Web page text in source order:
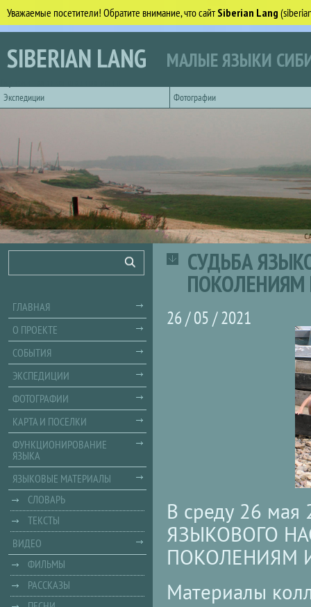
Уважаемые посетители! Обратите внимание, что сайтSiberian Lang
Перейти к основному содержанию
SIBERIAN LANG МАЛЫЕ ЯЗЫКИ
Экспедиции
Фотографии
СУДЬБА
ПОКОЛЕНИЯМ
26 / 05 / 2021
В среду 26 мая
ЯЗЫКОВОГО
ПОКОЛЕНИЯМ
Материалы
Поиск
ГЛАВНАЯ
О ПРОЕКТЕ
СОБЫТИЯ
ЭКСПЕДИЦИИ
ФОТОГРАФИИ
КАРТА И ПОСЕЛКИ
ФУНКЦИОНИРОВАНИЕ
ЯЗЫКА
ЯЗЫКОВЫЕ МАТЕРИАЛЫ
СЛОВАРЬ
ТЕКСТЫ
ВИДЕО
ФИЛЬМЫ
РАССКАЗЫ